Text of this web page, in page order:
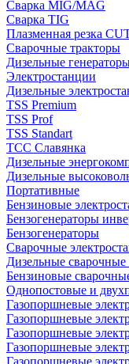
Сварка MIG/MAG
Сварка TIG
Плазменная резка
Сварочные тракторы
Дизельные
Электростанции
Дизельные
TSS Premium
TSS Prof
TSS Standart
ТСС Славянка
Дизельные
Дизельные
Портативные
Бензиновые
Бензогенераторы
Бензогенераторы
Сварочные
Дизельные сварочные
Бензиновые
Однопостовые и
Газопоршневые
Газопоршневые
Газопоршневые
Газопоршневые
Газопоршневые